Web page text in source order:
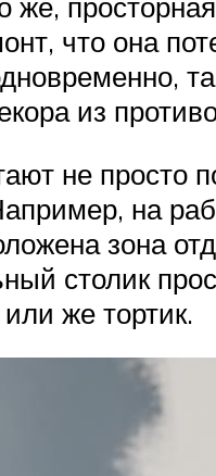
что она
из
не просто
на
зона
столик
же тортик.